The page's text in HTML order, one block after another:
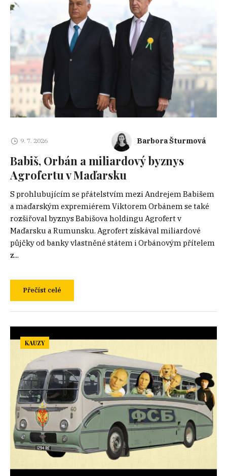
9. 7. 2026 Barbora Šturmová
Babiš, Orbán a miliardový byznys
Agrofertu v Maďarsku
S prohlubujícím se přátelstvím mezi Andrejem Babišem
a maďarským expremiérem Viktorem Orbánem se také
rozšiřoval byznys Babišova holdingu Agrofert v
Maďarsku a Rumunsku. Agrofert získával miliardové
půjčky od banky vlastněné státem i Orbánovým přítelem
z...
Přečíst celé
KAUZY